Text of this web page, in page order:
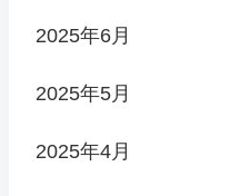
2025年6月
2025年5月
2025年4月